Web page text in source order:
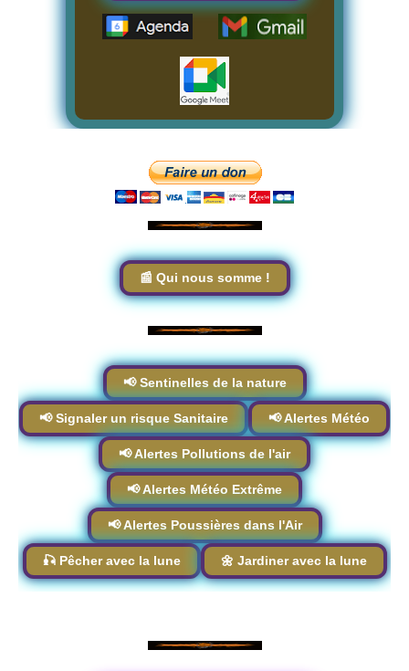
📰 Qui nous somme !
📢 Sentinelles de la nature
📢 Signaler un risque Sanitaire 📢 Alertes Météo
📢 Alertes Pollutions de l'air
📢 Alertes Météo Extrême
📢 Alertes Poussières dans l'Air
🎣 Pêcher avec la lune 🌼 Jardiner avec la lune